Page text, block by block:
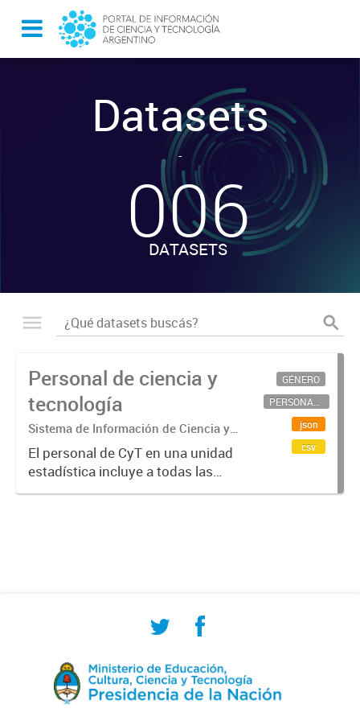
Datasets
-
006
DATASETS
Personal de ciencia y
tecnología
Sistema de Información de Ciencia y
Tecnología Argentino (SICYTAR)
El personal de CyT en una unidad
estadística incluye a todas las
personas involucradas
GÉNERO
PERSONAL CIENTÍFICO-TECNOLÓGICO
json
csv